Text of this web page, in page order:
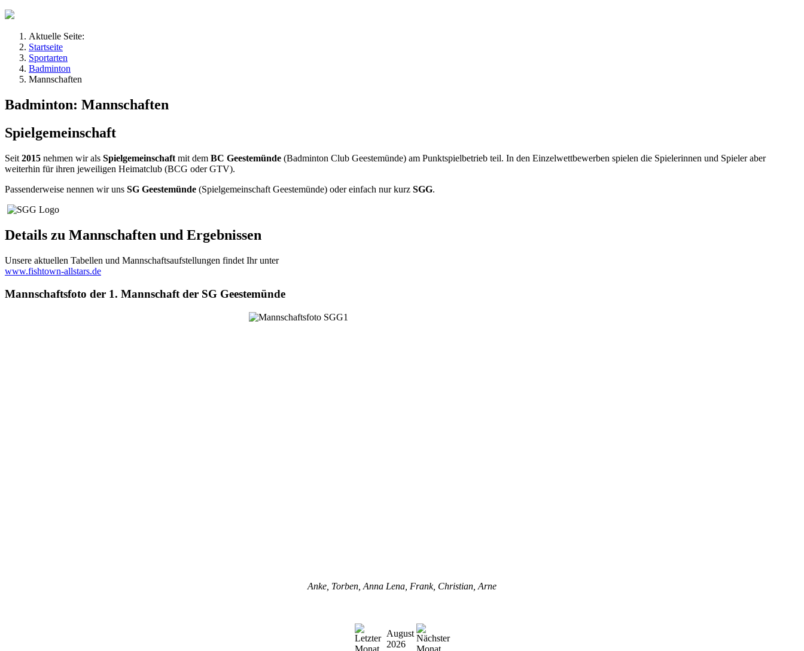
Aktuelle Seite:
Startseite
Sportarten
Badminton
Mannschaften
Badminton: Mannschaften
Spielgemeinschaft
Seit 2015 nehmen wir als Spielgemeinschaft mit dem BC Geestemünde (Badminton Club Geestemünde) am Punktspielbetrieb teil. In den Einzelwettbewerben spielen die Spielerinnen und Spieler aber
weiterhin für ihren jeweiligen Heimatclub (BCG oder GTV).
Passenderweise nennen wir uns SG Geestemünde (Spielgemeinschaft Geestemünde) oder einfach nur kurz SGG.
Details zu Mannschaften und Ergebnissen
Unsere aktuellen Tabellen und Mannschaftsaufstellungen findet Ihr unter
www.fishtown-allstars.de
Mannschaftsfoto der 1. Mannschaft der SG Geestemünde
Anke, Torben, Anna Lena, Frank, Christian, Arne
August
2026